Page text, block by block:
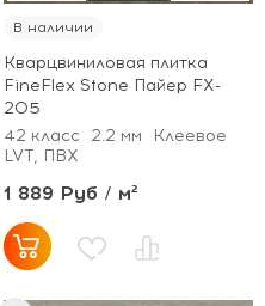
В наличии
Кварцвиниловая плитка
FineFlex Stone Пайер FX-
205
42 класс
2.2 мм
Клеевое
LVT, ПВХ
1 889 Руб / м²